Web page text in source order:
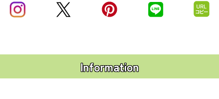
Information